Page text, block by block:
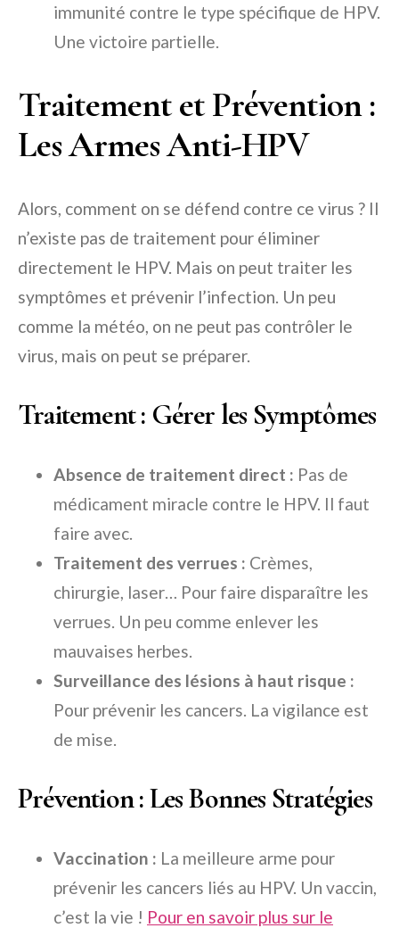
immunité contre le type spécifique de HPV.
Une victoire partielle.
Traitement et Prévention :
Les Armes Anti-HPV
Alors, comment on se défend contre ce virus ? Il
n’existe pas de traitement pour éliminer
directement le HPV. Mais on peut traiter les
symptômes et prévenir l’infection. Un peu
comme la météo, on ne peut pas contrôler le
virus, mais on peut se préparer.
Traitement : Gérer les Symptômes
Absence de traitement direct : Pas de
médicament miracle contre le HPV. Il faut
faire avec.
Traitement des verrues : Crèmes,
chirurgie, laser… Pour faire disparaître les
verrues. Un peu comme enlever les
mauvaises herbes.
Surveillance des lésions à haut risque :
Pour prévenir les cancers. La vigilance est
de mise.
Prévention : Les Bonnes Stratégies
Vaccination : La meilleure arme pour
prévenir les cancers liés au HPV. Un vaccin,
c’est la vie ! Pour en savoir plus sur le